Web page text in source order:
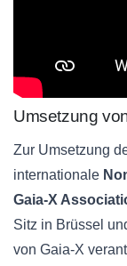
Umsetzung
Zur Umsetzung
internationale
Gaia-X
Sitz in Brüssel
von Gaia-X